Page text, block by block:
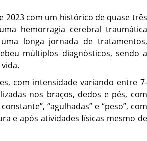
2023 com um histórico de quase três
hemorragia cerebral traumática
longa jornada de tratamentos,
múltiplos diagnósticos, sendo a
com intensidade variando entre 7-
nos braços, dedos e pés, com
“agulhadas” e “peso”, com
e após atividades físicas mesmo de